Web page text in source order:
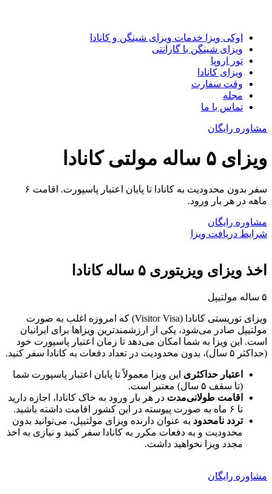
اوکی ویزا خدمات ویزای شینگن و کانادا
ویزای شینگن با گارانتی
تور اروپا
ویزای کانادا
وقت سفارت
مجله
تماس با ما
مشاوره رایگان
ویزای ۵ ساله مولتی کانادا
سفر بدون محدودیت به کانادا تا پایان اعتبار پاسپورت. اقامت ۶
ماهه در هر بار ورود.
مشاوره رایگان
شرایط دریافت ویزا
اخذ ویزای ویزیتوری ۵ ساله کانادا
۵ ساله مولتیپل
ویزای توریستی کانادا (Visitor Visa) که امروزه اغلب به صورت
مولتیپل صادر می‌شود، یکی از ارزشمندترین ویزاها برای ایرانیان
است. این ویزا به شما امکان می‌دهد تا زمان اعتبار پاسپورت خود
(حداکثر ۵ سال)، بدون محدودیت در تعداد دفعات به کانادا سفر کنید.
اعتبار حداکثری این ویزا معمولاً تا پایان اعتبار پاسپورت شما
(تا سقف ۵ سال) معتبر است.
اقامت طولانی‌مدت در هر بار ورود به خاک کانادا، اجازه دارید
تا ۶ ماه به صورت پیوسته در این کشور اقامت داشته باشید.
تردد نامحدود به عنوان دارنده ویزای مولتیپل، می‌توانید بدون
محدودیت و به دفعات مکرر به کانادا سفر کنید و نیازی به اخذ
مجدد ویزا نخواهید داشت.
مشاوره رایگان